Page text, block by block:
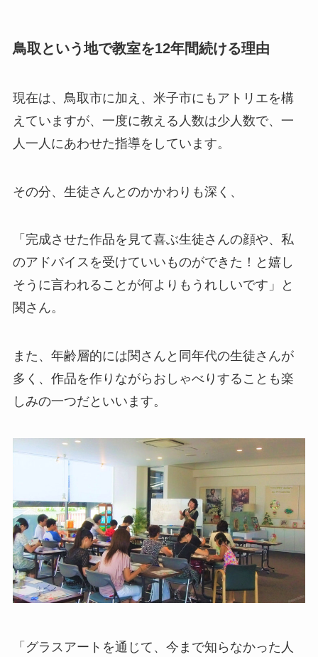
鳥取という地で教室を12年間続ける理由
現在は、鳥取市に加え、米子市にもアトリエを構
えていますが、一度に教える人数は少人数で、一
人一人にあわせた指導をしています。
その分、生徒さんとのかかわりも深く、
「完成させた作品を見て喜ぶ生徒さんの顔や、私
のアドバイスを受けていいものができた！と嬉し
そうに言われることが何よりもうれしいです」と
関さん。
また、年齢層的には関さんと同年代の生徒さんが
多く、作品を作りながらおしゃべりすることも楽
しみの一つだといいます。
「グラスアートを通じて、今まで知らなかった人